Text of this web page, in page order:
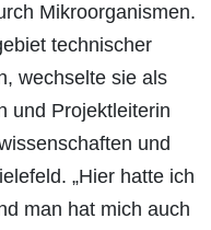
Mikroorganismen.
technischer
wechselte sie als
und Projektleiterin
und
„Hier hatte ich
man hat mich auch